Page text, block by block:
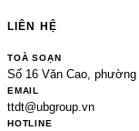
LIÊN HỆ
TOÀ SOẠN
Số 16 Văn Cao,
EMAIL
ttdt@ubgroup.vn
HOTLINE